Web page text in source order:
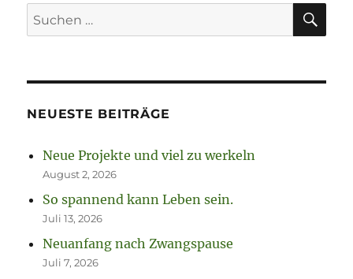
Suchen
nach:
NEUESTE BEITRÄGE
Neue Projekte und viel zu werkeln
August 2, 2026
So spannend kann Leben sein.
Juli 13, 2026
Neuanfang nach Zwangspause
Juli 7, 2026